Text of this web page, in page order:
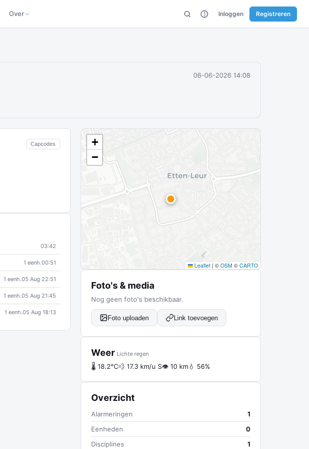
Over Inloggen Registreren
06-06-2026 14:08
Capcodes
03:42
1 eenh.00:51
1 eenh.05 Aug 22:51
1 eenh.05 Aug 21:45
1 eenh.05 Aug 18:13
+
−
Leaflet | © OSM © CARTO
Foto's & media
Nog geen foto's beschikbaar.
Foto uploaden Link toevoegen
Weer Lichte regen
🌡 18.2°C💨 17.3 km/u S👁 10 km💧 56%
Overzicht
Alarmeringen
1
Eenheden
0
Disciplines
1